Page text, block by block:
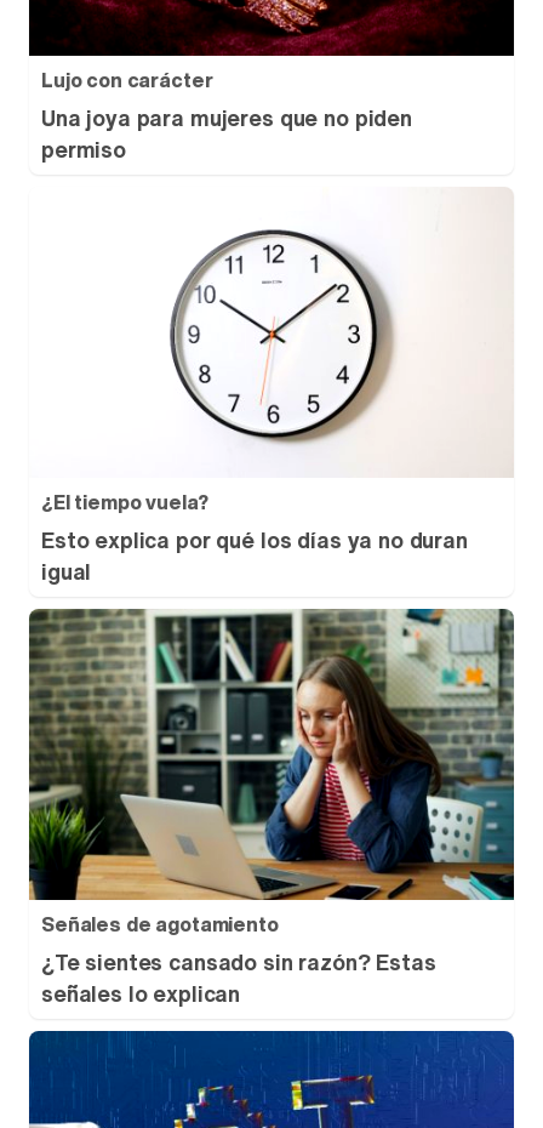
Lujo con carácter
Una joya para mujeres que no piden
permiso
¿El tiempo vuela?
Esto explica por qué los días ya no duran
igual
Señales de agotamiento
¿Te sientes cansado sin razón? Estas
señales lo explican